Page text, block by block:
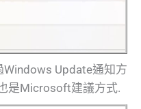
Windows Update通知方
是Microsoft建議方式.